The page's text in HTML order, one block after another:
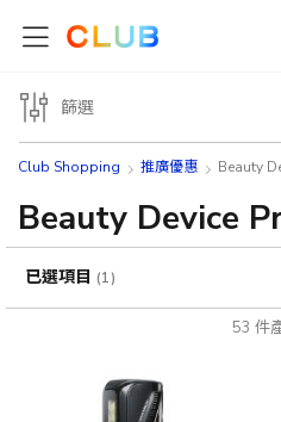
Club Shopping 推廣優惠 Beauty
Beauty Device
53 件
篩選
已選項目